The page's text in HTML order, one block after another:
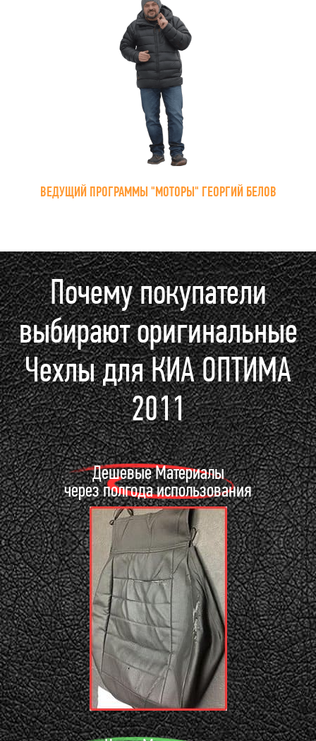
ВЕДУЩИЙ ПРОГРАММЫ "МОТОРЫ" ГЕОРГИЙ БЕЛОВ
Почему покупатели
выбирают оригинальные
Чехлы для КИА ОПТИМА
2011
Дешевые Материалы
через полгода использования